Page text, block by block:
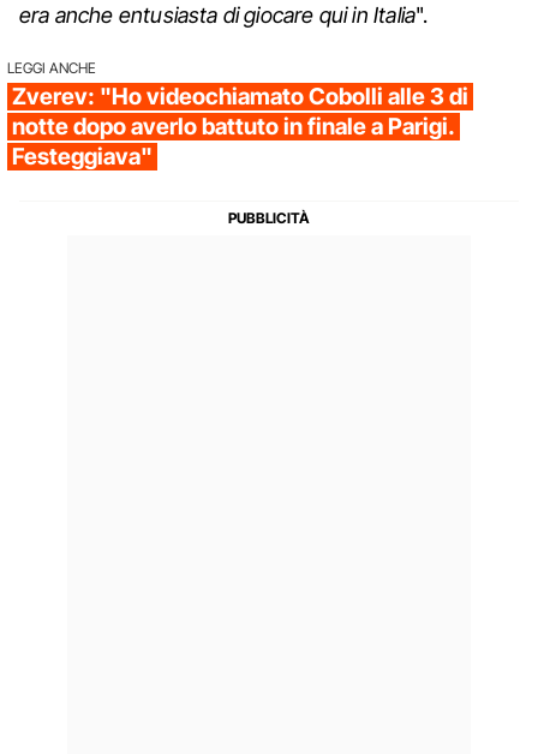
era anche entusiasta di giocare qui in Italia".
LEGGI ANCHE
Zverev: "Ho videochiamato Cobolli alle 3 di
notte dopo averlo battuto in finale a Parigi.
Festeggiava"